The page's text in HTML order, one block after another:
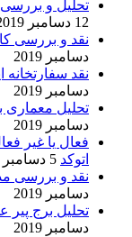
تحلیل و
12 دسامبر 2019
نقد و بررسی
دسامبر 2019
نقد سفارتخانه
دسامبر 2019
تحلیل معماری
دسامبر 2019
اتوکد 5 دسامبر 2019
نقد و بررسی
دسامبر 2019
تحلیل برج پیر
دسامبر 2019